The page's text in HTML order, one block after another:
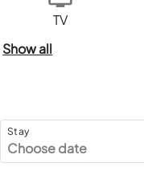
TV
Show all
Stay
Choose date